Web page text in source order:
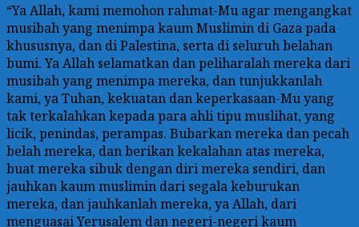
“Ya Allah, kami memohon rahmat-Mu agar mengangkat
musibah yang menimpa kaum Muslimin di Gaza pada
khususnya, dan di Palestina, serta di seluruh belahan
bumi. Ya Allah selamatkan dan peliharalah mereka dari
musibah yang menimpa mereka, dan tunjukkanlah
kami, ya Tuhan, kekuatan dan keperkasaan-Mu yang
tak terkalahkan kepada para ahli tipu muslihat, yang
licik, penindas, perampas. Bubarkan mereka dan pecah
belah mereka, dan berikan kekalahan atas mereka,
buat mereka sibuk dengan diri mereka sendiri, dan
jauhkan kaum muslimin dari segala keburukan
mereka, dan jauhkanlah mereka, ya Allah, dari
menguasai Yerusalem dan negeri-negeri kaum